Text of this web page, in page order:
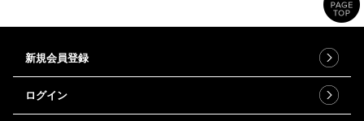
新規会員登録
ログイン